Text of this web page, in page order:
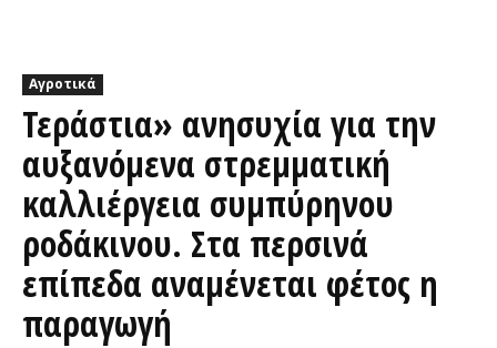
Αγροτικά
Τεράστια» ανησυχία για την
αυξανόμενα στρεμματική
καλλιέργεια συμπύρηνου
ροδάκινου. Στα περσινά
επίπεδα αναμένεται φέτος η
παραγωγή